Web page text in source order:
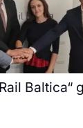
Baltica“